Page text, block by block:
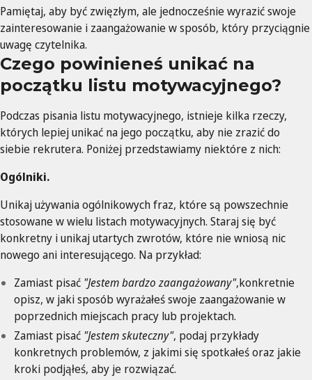
Pamiętaj, aby być zwięzłym, ale jednocześnie wyrazić swoje
zainteresowanie i zaangażowanie w sposób, który przyciągnie
uwagę czytelnika.
Czego powinieneś unikać na
początku listu motywacyjnego?
Podczas pisania listu motywacyjnego, istnieje kilka rzeczy,
których lepiej unikać na jego początku, aby nie zrazić do
siebie rekrutera. Poniżej przedstawiamy niektóre z nich:
Ogólniki.
Unikaj używania ogólnikowych fraz, które są powszechnie
stosowane w wielu listach motywacyjnych. Staraj się być
konkretny i unikaj utartych zwrotów, które nie wniosą nic
nowego ani interesującego. Na przykład:
Zamiast pisać "Jestem bardzo zaangażowany",konkretnie
opisz, w jaki sposób wyrażałeś swoje zaangażowanie w
poprzednich miejscach pracy lub projektach.
Zamiast pisać "Jestem skuteczny", podaj przykłady
konkretnych problemów, z jakimi się spotkałeś oraz jakie
kroki podjąłeś, aby je rozwiązać.